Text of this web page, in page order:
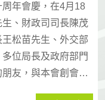
年會慶，在4月18
、財政司司長陳茂
松苗先生、外交部
位局長及政府部門
友，與本會創會主